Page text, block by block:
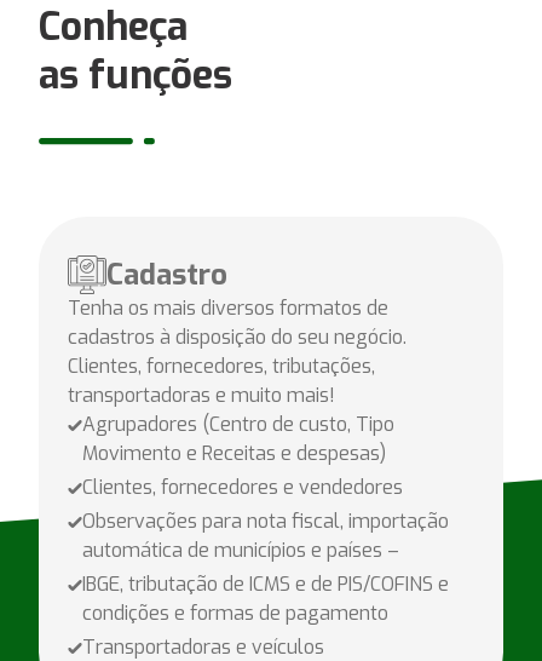
Conheça
as funções
Cadastro
Tenha os mais diversos formatos de
cadastros à disposição do seu negócio.
Clientes, fornecedores, tributações,
transportadoras e muito mais!
Agrupadores (Centro de custo, Tipo
Movimento e Receitas e despesas)
Clientes, fornecedores e vendedores
Observações para nota fiscal, importação
automática de municípios e países –
IBGE, tributação de ICMS e de PIS/COFINS e
condições e formas de pagamento
Transportadoras e veículos